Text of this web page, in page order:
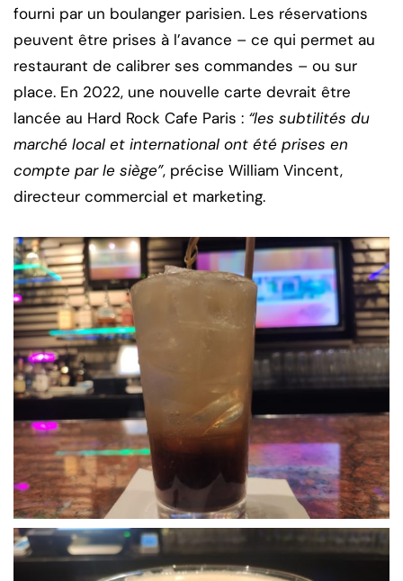
fourni par un boulanger parisien. Les réservations
peuvent être prises à l’avance – ce qui permet au
restaurant de calibrer ses commandes – ou sur
place. En 2022, une nouvelle carte devrait être
lancée au Hard Rock Cafe Paris : “les subtilités du
marché local et international ont été prises en
compte par le siège”, précise William Vincent,
directeur commercial et marketing.